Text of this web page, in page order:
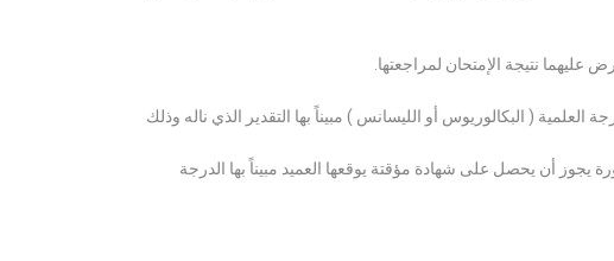
نتيجة الإمتحان لمراجعتها.
( البكالوريوس أو الليسانس ) مبيناً بها التقدير الذي ناله وذلك
أن يحصل على شهادة مؤقتة يوقعها العميد مبيناً بها الدرجة